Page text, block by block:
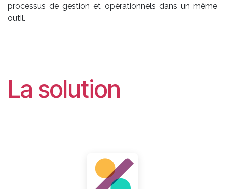
processus de gestion et opérationnels dans un même
outil.
La solution